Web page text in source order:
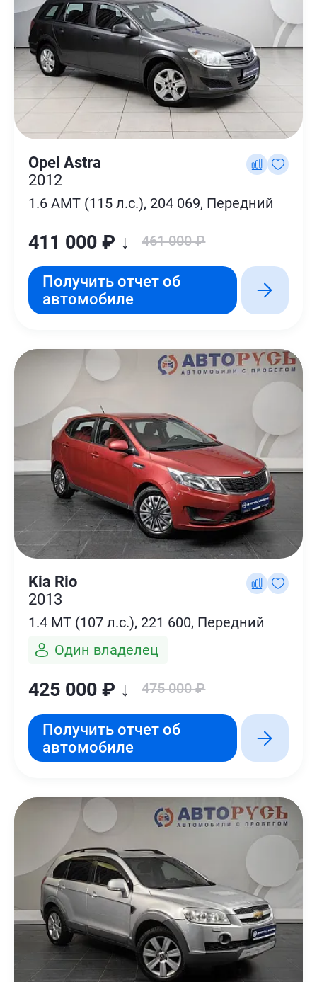
Opel Astra
2012
1.6 AMT (115 л.с.), 204 069, Передний
411 000 ₽ ↓ 461 000 ₽
Получить отчет об
автомобиле
Kia Rio
2013
1.4 MT (107 л.с.), 221 600, Передний
Один владелец
425 000 ₽ ↓ 475 000 ₽
Получить отчет об
автомобиле